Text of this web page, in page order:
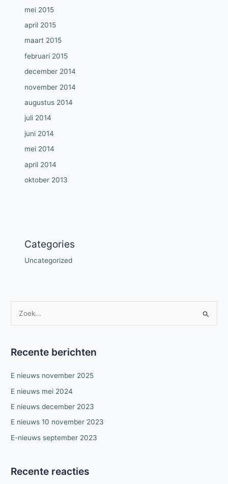
mei 2015
april 2015
maart 2015
februari 2015
december 2014
november 2014
augustus 2014
juli 2014
juni 2014
mei 2014
april 2014
oktober 2013
Categories
Uncategorized
k
a
a
r
Recente berichten
E nieuws november 2025
E nieuws mei 2024
E nieuws december 2023
E nieuws 10 november 2023
E-nieuws september 2023
Recente reacties